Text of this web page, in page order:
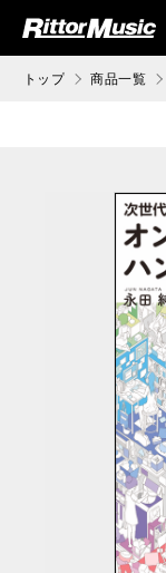
ジック (Rittor Musi
トップ 商品一覧